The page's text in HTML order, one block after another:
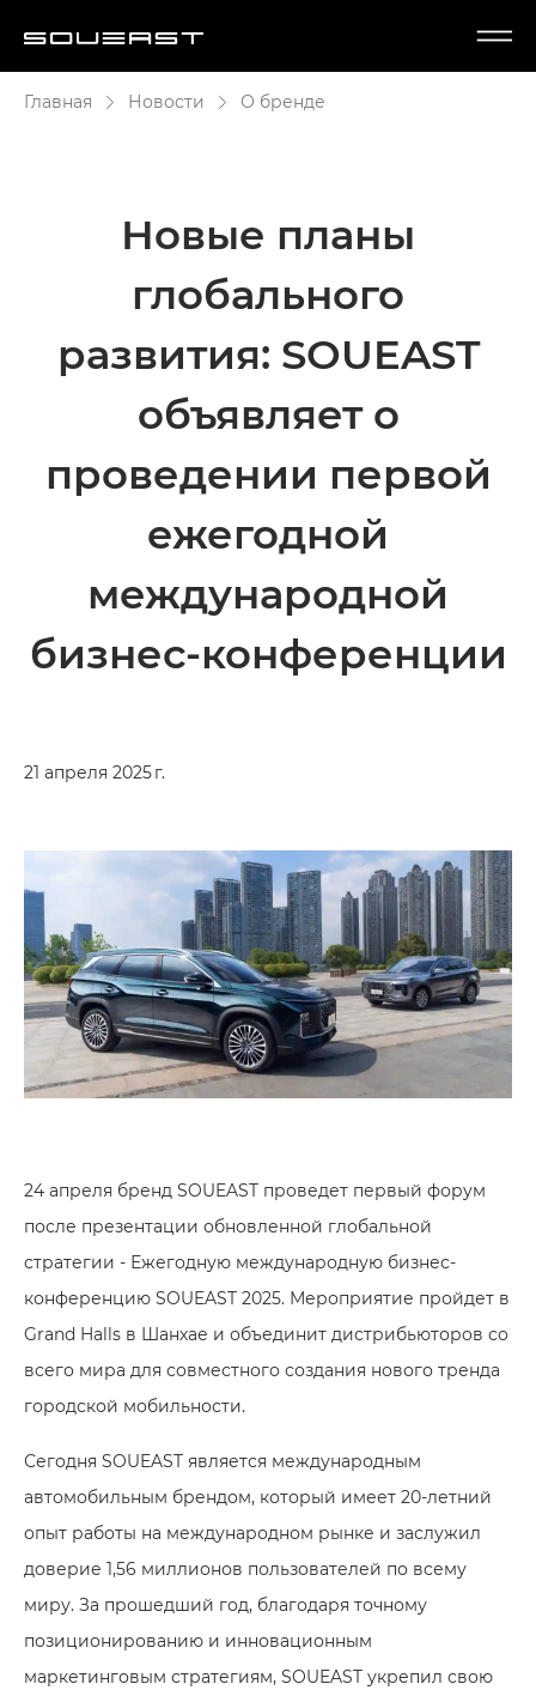
Главная Новости О бренде
Новые планы
глобального
развития: SOUEAST
объявляет о
проведении первой
ежегодной
международной
бизнес-конференции
21 апреля 2025 г.
24 апреля бренд SOUEAST проведет первый форум
после презентации обновленной глобальной
стратегии - Ежегодную международную бизнес-
конференцию SOUEAST 2025. Мероприятие пройдет в
Grand Halls в Шанхае и объединит дистрибьюторов со
всего мира для совместного создания нового тренда
городской мобильности.
Сегодня SOUEAST является международным
автомобильным брендом, который имеет 20-летний
опыт работы на международном рынке и заслужил
доверие 1,56 миллионов пользователей по всему
миру. За прошедший год, благодаря точному
позиционированию и инновационным
маркетинговым стратегиям, SOUEAST укрепил свою